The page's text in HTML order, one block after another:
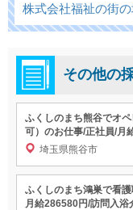
株式会社福祉の街の
その他の
ふくしのまち熊谷でオ
可）のお仕事/正社員/月
埼玉県熊谷市
ふくしのまち鴻巣で看
月給286580円/訪問入浴